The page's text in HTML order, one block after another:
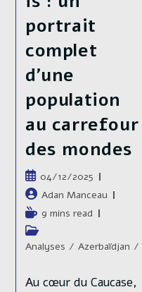
portrait
complet
d’une
population
au carrefour
des mondes
Publication
publiée :
04/12/2025
Auteur/autrice
de
la
publication :
Adan Manceau
Temps
de
lecture :
9 mins read
Post
category:
Analyses / Azerbaïdjan /
Au cœur du Caucase,
dire sur telle ou…
Continuer La Lecture
Guerre
En
Ukraine
–
Chapitre
5
Parlons